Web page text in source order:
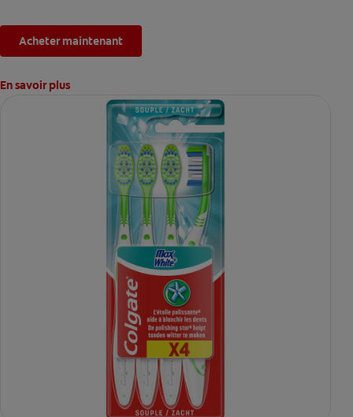
Acheter maintenant
En savoir plus